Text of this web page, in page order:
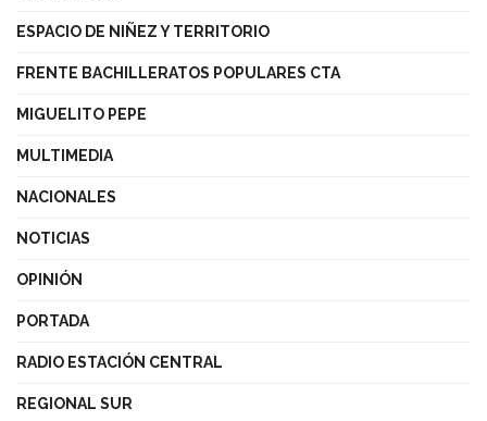
ESPACIO DE NIÑEZ Y TERRITORIO
FRENTE BACHILLERATOS POPULARES CTA
MIGUELITO PEPE
MULTIMEDIA
NACIONALES
NOTICIAS
OPINIÓN
PORTADA
RADIO ESTACIÓN CENTRAL
REGIONAL SUR